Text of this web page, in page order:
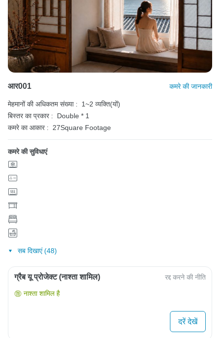
आर001 कमरे की जानकारी
मेहमानों की अधिकतम संख्या :
1~2 व्यक्ति(यों)
बिस्तर का प्रकार :
Double * 1
कमरे का आकार :
27Square Footage
कमरे की सुविधाएं
सब दिखाएं (48)
ग्रैब यू प्रोजेक्ट (नाश्ता शामिल) रद्द करने की नीति
नाश्ता शामिल है
दरें देखें